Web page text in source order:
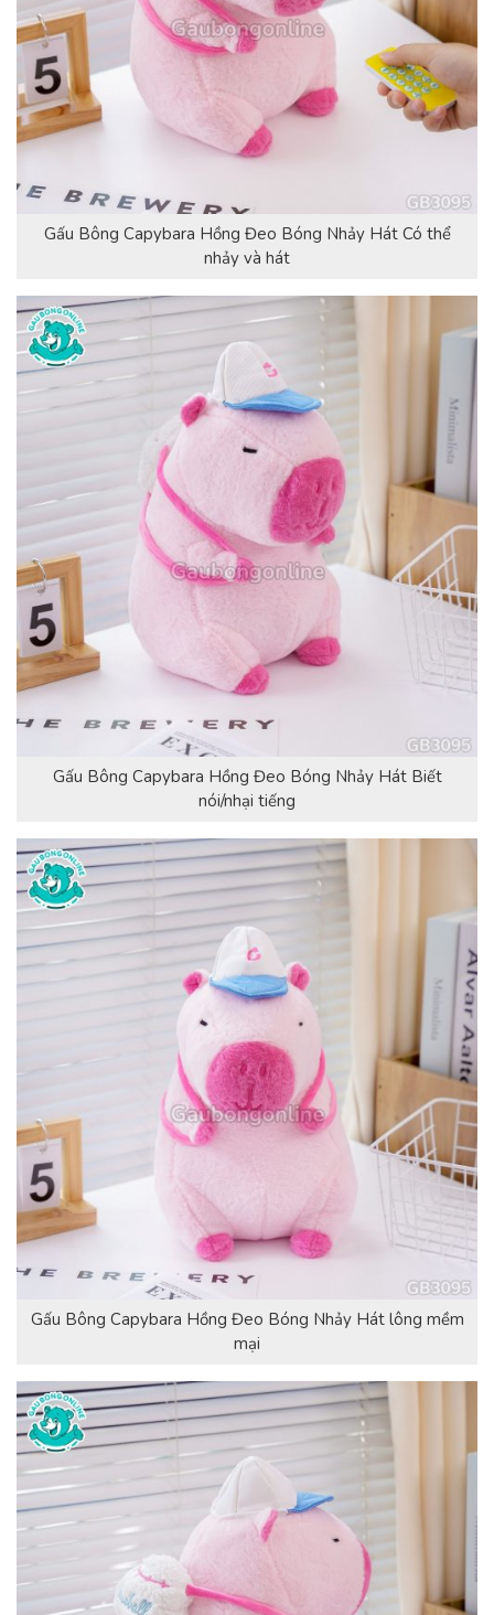
Gấu Bông Capybara Hồng Đeo Bóng Nhảy Hát Có thể
nhảy và hát
Gấu Bông Capybara Hồng Đeo Bóng Nhảy Hát Biết
nói/nhại tiếng
Gấu Bông Capybara Hồng Đeo Bóng Nhảy Hát lông mềm
mại